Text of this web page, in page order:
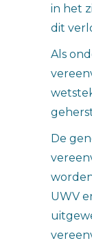
in het
dit
Als
De
UWV